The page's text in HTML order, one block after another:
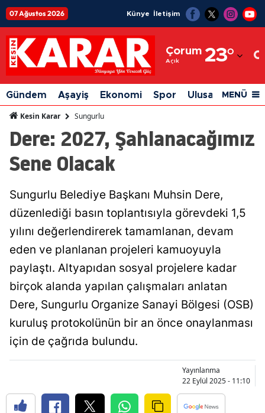
07 Ağustos 2026 Künye İletişim
Çorum
Açık 23°
Adıyaman
Afyonkarahisar
Ağrı
Amasya
Aydın
Balıkesir
Bingöl
Bitlis
Burdur
Bursa
Gündem Aşayiş Ekonomi Spor Ulusal Siyaset
MENÜ
Kesin Karar Sungurlu
Dere: 2027, Şahlanacağımız
Sene Olacak
Sungurlu Belediye Başkanı Muhsin Dere,
düzenlediği basın toplantısıyla görevdeki 1,5
yılını değerlendirerek tamamlanan, devam
eden ve planlanan projeleri kamuoyuyla
paylaştı. Altyapıdan sosyal projelere kadar
birçok alanda yapılan çalışmaları anlatan
Dere, Sungurlu Organize Sanayi Bölgesi (OSB)
kuruluş protokolünün bir an önce onaylanması
için de çağrıda bulundu.
Yayınlanma
22 Eylül 2025 - 11:10